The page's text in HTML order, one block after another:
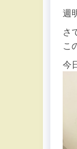
週
さ
こ
今